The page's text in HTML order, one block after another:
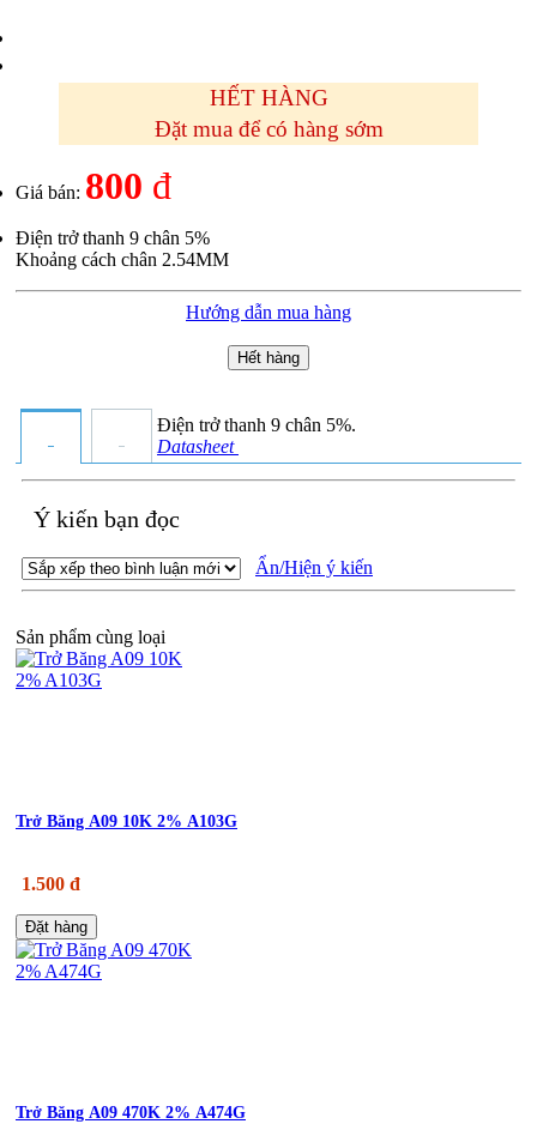
HẾT HÀNG
Đặt mua để có hàng sớm
Giá bán: 800 đ
Điện trở thanh 9 chân 5%
Khoảng cách chân 2.54MM
Hướng dẫn mua hàng
Hết hàng
Điện trở thanh 9 chân 5%.
Datasheet
Ý kiến bạn đọc
Ẩn/Hiện ý kiến
Sản phẩm cùng loại
Trở Băng A09 10K 2% A103G
1.500 đ
Đặt hàng
Trở Băng A09 470K 2% A474G